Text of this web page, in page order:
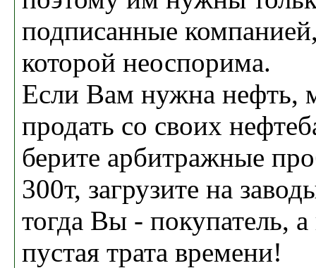
подписанные
которой неоспорима.
Если Вам нужна нефть,
продать со своих
берите арбитражные
300т, загрузите на
тогда Вы - покупатель, а
пустая трата времени!